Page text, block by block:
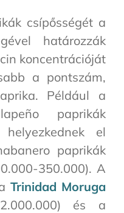
csípősségét a
határozzák
koncentrációját
a pontszám,
Például a
paprikák
el
paprikák
350.000). A
aTrinidad Moruga
és a